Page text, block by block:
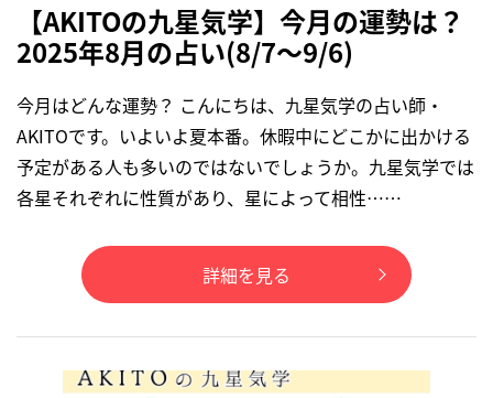
【AKITOの九星気学】今月の運勢は？
2025年8月の占い(8/7～9/6)
今月はどんな運勢？ こんにちは、九星気学の占い師・
AKITOです。いよいよ夏本番。休暇中にどこかに出かける
予定がある人も多いのではないでしょうか。九星気学では
各星それぞれに性質があり、星によって相性……
詳細を見る